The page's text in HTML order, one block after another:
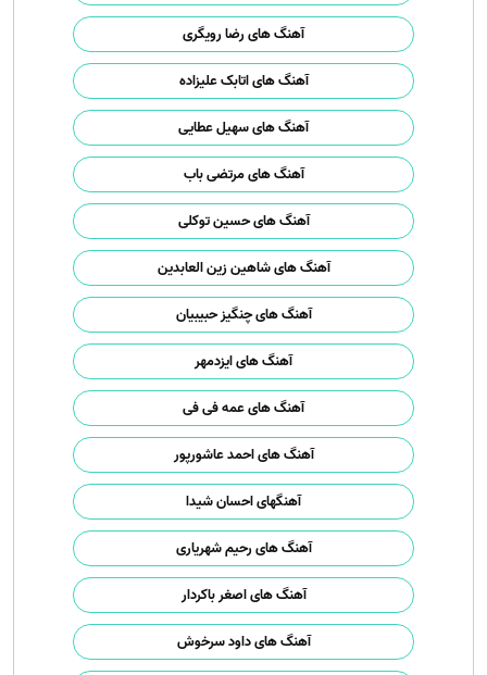
آهنگ های رضا رویگری
آهنگ های اتابک علیزاده
آهنگ های سهیل عطایی
آهنگ های مرتضی باب
آهنگ های حسین توکلی
آهنگ های شاهین زین العابدین
آهنگ های چنگیز حبیبیان
آهنگ های ایزدمهر
آهنگ های عمه فی فی
آهنگ های احمد عاشورپور
آهنگهای احسان شیدا
آهنگ های رحیم شهریاری
آهنگ های اصغر باکردار
آهنگ های داود سرخوش